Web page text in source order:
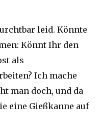
leid. Könnte
Könnt Ihr den
als
Ich mache
man doch, und da
eine Gießkanne auf